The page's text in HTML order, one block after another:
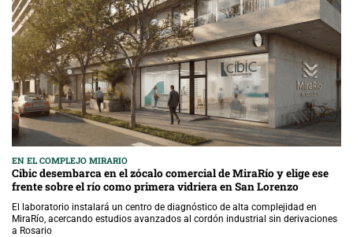
EN EL COMPLEJO MIRARIO
Cibic desembarca en el zócalo comercial de MiraRío y elige ese
frente sobre el río como primera vidriera en San Lorenzo
El laboratorio instalará un centro de diagnóstico de alta complejidad en
MiraRío, acercando estudios avanzados al cordón industrial sin derivaciones
a Rosario